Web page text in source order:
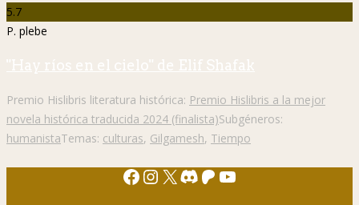
5.7
P. plebe
"Hay ríos en el cielo" de Elif Shafak
Premio Hislibris literatura histórica: Premio Hislibris a la mejor
novela histórica traducida 2024 (finalista)Subgéneros:
humanistaTemas: culturas, Gilgamesh, Tiempo
Facebook
Instagram
X Discord
Patreon
YouTube